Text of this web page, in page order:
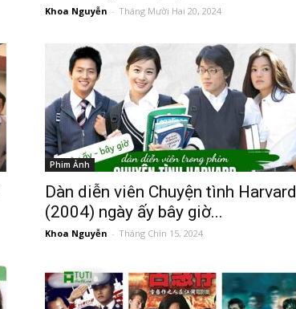
Khoa Nguyễn - Tháng Mười Hai 20, 2024
Phim Ảnh
Dàn diễn viên Chuyện tình Harvard
(2004) ngày ấy bây giờ...
Khoa Nguyễn - Tháng Chín 15, 2024